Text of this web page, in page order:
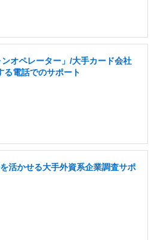
オペレーター」/大手カード会社
る電話でのサポート
活かせる大手外資系企業調査サポ